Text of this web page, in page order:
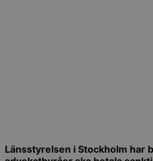
Länsstyrelsen i Stockholm har